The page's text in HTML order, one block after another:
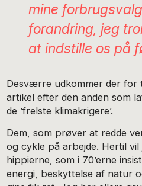
mine
forandring, jeg
at indstille os på
Desværre udkommer der for
artikel efter den anden som
de ’frelste klimakrigere’.
Dem, som prøver at redde
og cykle på arbejde. Hertil vil
hippierne, som i 70’erne
energi, beskyttelse af natur